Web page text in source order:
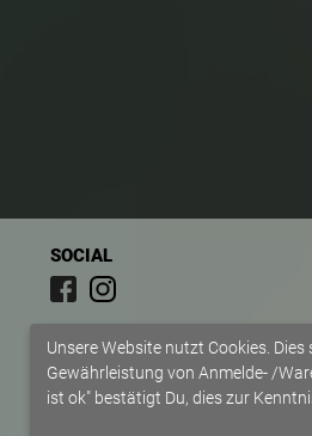
SOCIAL
Unsere Website nutzt Cookies.
Gewährleistung von Anmelde- /
ist ok" bestätigt Du, dies zur